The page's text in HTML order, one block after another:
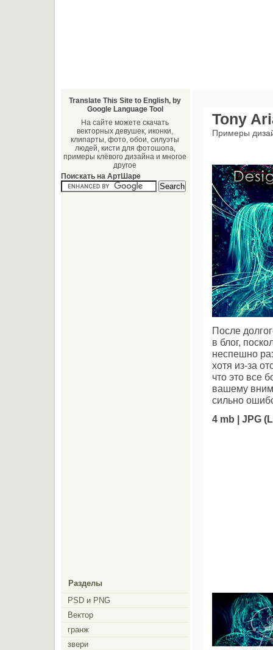
Tony
Примеры
После
в блог,
неспешно
хотя из-за
что это все
вашему
сильно
4 mb | JPG
Translate This Site to English, by
Google Language Tool
На сайте можете скачать
векторных девушек, иконки,
клипарты, фото, обои, силуэты
людей, кисти для фотошопа,
примеры клёвого дизайна и многое
другое
Поискать на АртШаре
Разделы
PSD и PNG
Вектор
гранж
звери